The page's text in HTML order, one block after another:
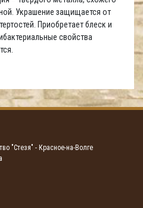
Украшение защищается от
Приобретает блеск и
свойства
"Стезя" - Красное-на-Волге